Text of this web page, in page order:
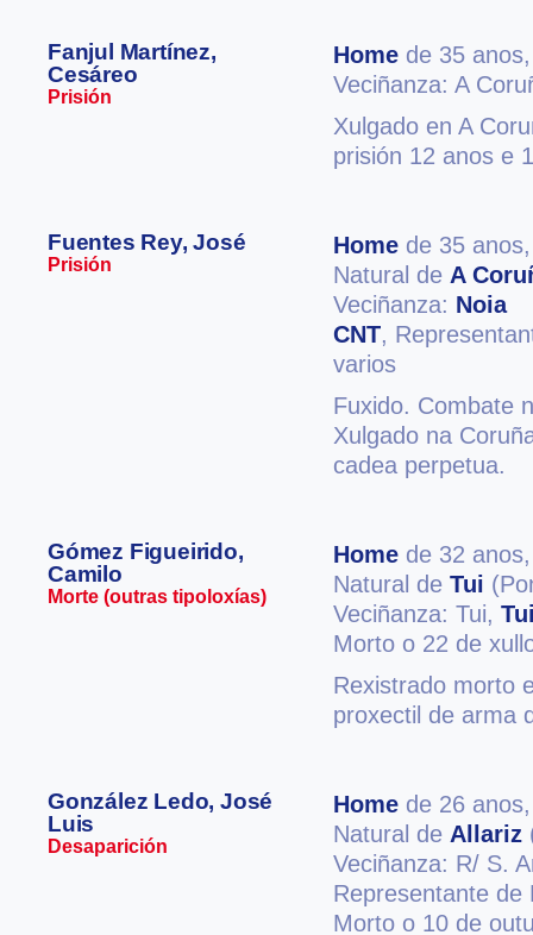
Fanjul Martínez,
Cesáreo
Prisión
Home de 35
Veciñanza: A
Xulgado en A
prisión 12 anos e
Fuentes Rey, José
Prisión
Home de 35
Natural de A
Veciñanza: Noia
CNT,
varios
Fuxido. Combate
Xulgado na
cadea perpetua.
Gómez Figueirido,
Camilo
Morte (outras tipoloxías)
Home de 32
Natural de Tui
Veciñanza: Tui,
Morto o 22 de
Rexistrado morto
proxectil de arma
González Ledo, José
Luis
Desaparición
Home de 26
Natural de Allariz
Veciñanza: R/ S.
Representante de
Morto o 10 de